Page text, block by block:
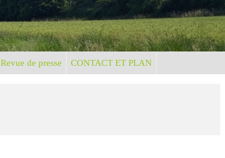
Revue de presse CONTACT ET PLAN